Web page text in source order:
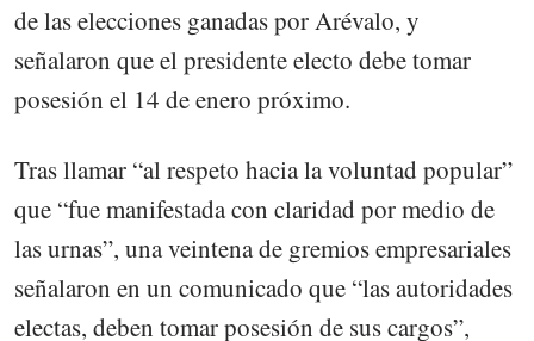
de las elecciones ganadas por Arévalo, y
señalaron que el presidente electo debe tomar
posesión el 14 de enero próximo.
Tras llamar “al respeto hacia la voluntad popular”
que “fue manifestada con claridad por medio de
las urnas”, una veintena de gremios empresariales
señalaron en un comunicado que “las autoridades
electas, deben tomar posesión de sus cargos”,